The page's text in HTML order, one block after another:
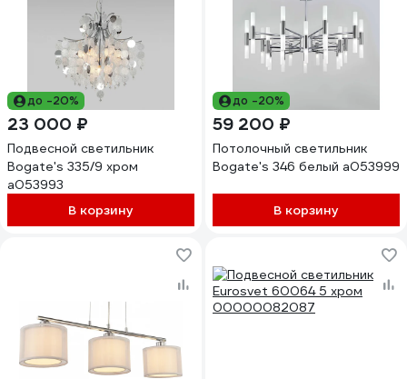
до -20%
23 000 ₽
Подвесной светильник
Bogate's 335/9 хром
a053993
В корзину
до -20%
59 200 ₽
Потолочный светильник
Bogate's 346 белый a053999
В корзину